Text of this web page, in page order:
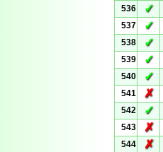
536
✓
537
✓
538
✓
539
✓
540
✓
541
✗
542
✓
543
✗
544
✗